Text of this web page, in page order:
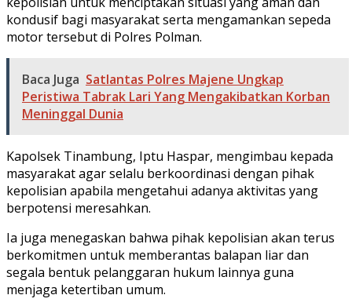
kondusif bagi masyarakat serta mengamankan sepeda
motor tersebut di Polres Polman.
Baca Juga Satlantas Polres Majene Ungkap
Peristiwa Tabrak Lari Yang Mengakibatkan Korban
Meninggal Dunia
Kapolsek Tinambung, Iptu Haspar, mengimbau kepada
masyarakat agar selalu berkoordinasi dengan pihak
kepolisian apabila mengetahui adanya aktivitas yang
berpotensi meresahkan.
Ia juga menegaskan bahwa pihak kepolisian akan terus
berkomitmen untuk memberantas balapan liar dan
segala bentuk pelanggaran hukum lainnya guna
menjaga ketertiban umum.